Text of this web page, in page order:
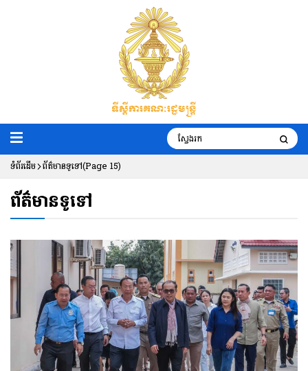
ទំព័រដើម ព័ត៌មានទូទៅ(Page 15)
ព័ត៌មានទូទៅ